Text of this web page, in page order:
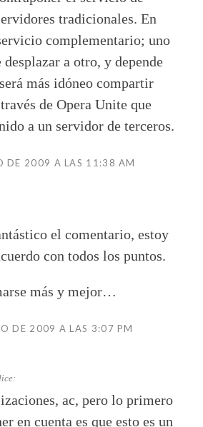
tradicionales. En
complementario; uno
a otro, y depende
más idóneo compartir
de Opera Unite que
a un servidor de terceros.
DE 2009 A LAS 11:38 AM
el comentario, estoy
con todos los puntos.
más y mejor…
DE 2009 A LAS 3:07 PM
ac, pero lo primero
en cuenta es que esto es un